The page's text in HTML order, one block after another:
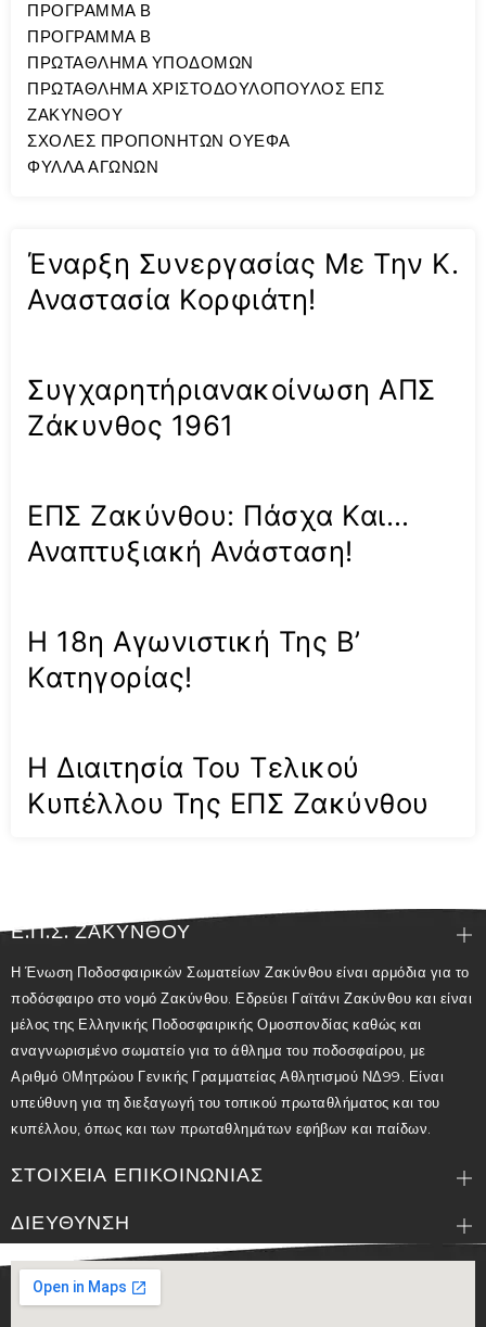
ΠΡΟΓΡΑΜΜΑ Β
ΠΡΟΓΡΑΜΜΑ Β
ΠΡΩΤΑΘΛΗΜΑ ΥΠΟΔΟΜΩΝ
ΠΡΩΤΑΘΛΗΜΑ ΧΡΙΣΤΟΔΟΥΛΟΠΟΥΛΟΣ ΕΠΣ
ΖΑΚΥΝΘΟΥ
ΣΧΟΛΕΣ ΠΡΟΠΟΝΗΤΩΝ ΟΥΕΦΑ
ΦΥΛΛΑ ΑΓΩΝΩΝ
Έναρξη Συνεργασίας Με Την Κ.
Αναστασία Κορφιάτη!
Συγχαρητήριανακοίνωση ΑΠΣ
Ζάκυνθος 1961
ΕΠΣ Ζακύνθου: Πάσχα Και…
Αναπτυξιακή Ανάσταση!
Η 18η Αγωνιστική Της Β’
Κατηγορίας!
Η Διαιτησία Του Τελικού
Κυπέλλου Της ΕΠΣ Ζακύνθου
Ε.Π.Σ. ΖΑΚΥΝΘΟΥ
Η Ένωση Ποδοσφαιρικών Σωματείων Ζακύνθου είναι αρμόδια για το
ποδόσφαιρο στο νομό Ζακύνθου. Εδρεύει Γαϊτάνι Ζακύνθου και είναι
μέλος της Ελληνικής Ποδοσφαιρικής Ομοσπονδίας καθώς και
αναγνωρισμένο σωματείο για το άθλημα του ποδοσφαίρου, με
Αριθμό 0Μητρώου Γενικής Γραμματείας Αθλητισμού ΝΔ99. Είναι
υπεύθυνη για τη διεξαγωγή του τοπικού πρωταθλήματος και του
κυπέλλου, όπως και των πρωταθλημάτων εφήβων και παίδων.
ΣΤΟΙΧΕΙΑ ΕΠΙΚΟΙΝΩΝΙΑΣ
ΔΙΕΥΘΥΝΣΗ